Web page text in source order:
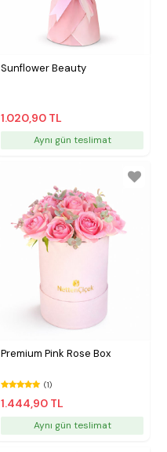
Sunflower Beauty
1.020,90 TL
Aynı gün teslimat
Premium Pink Rose Box
(1)
1.444,90 TL
Aynı gün teslimat